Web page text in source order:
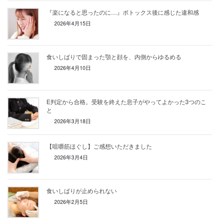
『楽になると思ったのに…』ボトックス後に感じた違和感
2026年4月15日
食いしばりで固まった顎と顔を、内側からゆるめる
2026年4月10日
E判定から合格。受験を終えた息子がやってよかった3つのこ
と
2026年3月18日
【咀嚼筋ほぐし】ご感想いただきました
2026年3月4日
食いしばりが止められない
2026年2月5日